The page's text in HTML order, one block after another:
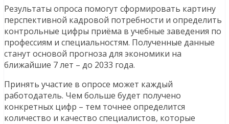
Результаты опроса помогут сформировать картину
перспективной кадровой потребности и определить
контрольные цифры приёма в учебные заведения по
профессиям и специальностям. Полученные данные
станут основой прогноза для экономики на
ближайшие 7 лет – до 2033 года.
Принять участие в опросе может каждый
работодатель. Чем больше будет получено
конкретных цифр – тем точнее определится
количество и качество специалистов, которые